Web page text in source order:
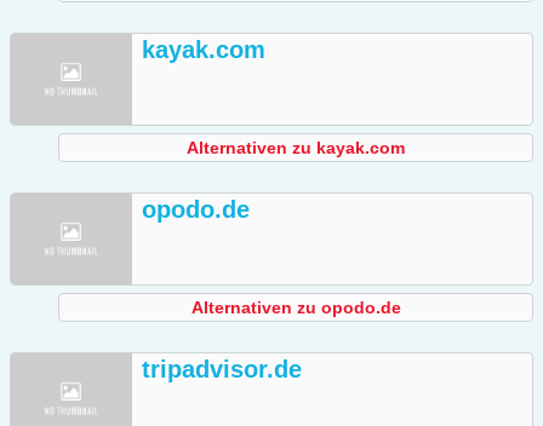
kayak.com
Alternativen zu kayak.com
opodo.de
Alternativen zu opodo.de
tripadvisor.de